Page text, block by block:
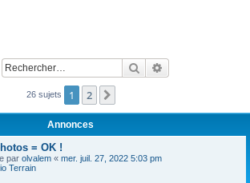
Rechercher
26 sujets 1 2
Annonces
= OK !
par olvalem « mer. juil. 27, 2022 5:03 pm
Terrain